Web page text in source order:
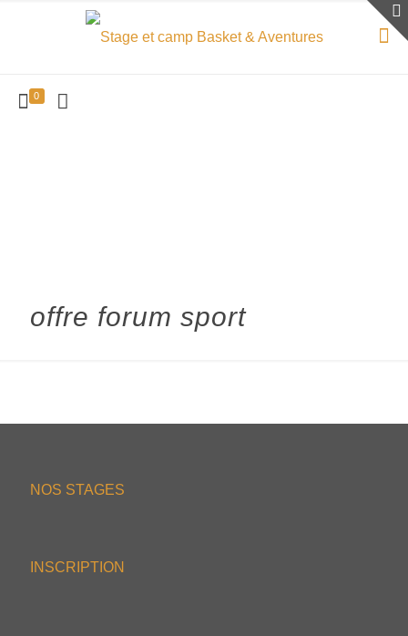
0
offre forum sport
NOS STAGES
INSCRIPTION